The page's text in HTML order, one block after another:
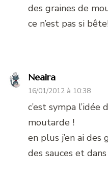
des graines de
ce n’est pas si
Neaira
16/01/2012 à 10:38
c’est sympa l’idée
moutarde !
en plus j’en ai des
des sauces et